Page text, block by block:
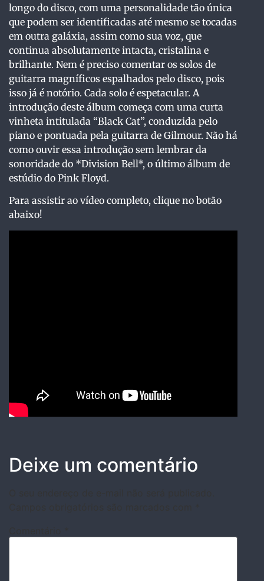
longo do disco, com uma personalidade tão única
que podem ser identificadas até mesmo se tocadas
em outra galáxia, assim como sua voz, que
continua absolutamente intacta, cristalina e
brilhante. Nem é preciso comentar os solos de
guitarra magníficos espalhados pelo disco, pois
isso já é notório. Cada solo é espetacular. A
introdução deste álbum começa com uma curta
vinheta intitulada “Black Cat”, conduzida pelo
piano e pontuada pela guitarra de Gilmour. Não há
como ouvir essa introdução sem lembrar da
sonoridade do *Division Bell*, o último álbum de
estúdio do Pink Floyd.
Para assistir ao vídeo completo, clique no botão
abaixo!
Deixe um comentário